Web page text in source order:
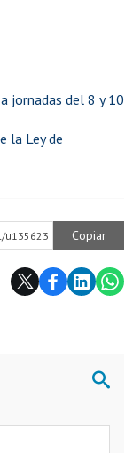
jornadas del 8 y 10
la Ley de
u135623 Copiar